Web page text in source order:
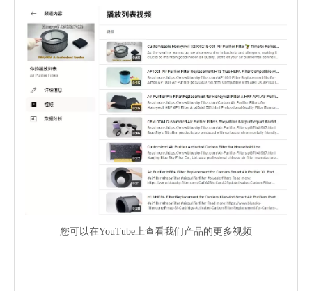
您可以在YouTube上查看我们产品的更多视频